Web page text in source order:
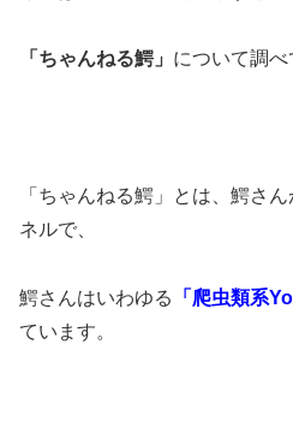
「ちゃんねる鰐」 について調べ
「ちゃんねる鰐」とは、鰐さ
ネルで、
鰐さんはいわゆる 「爬虫類系
ています。